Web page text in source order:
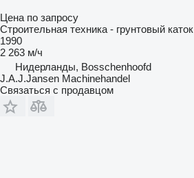
Цена по запросу
Строительная техника - грунтовый каток
1990
2 263 м/ч
Нидерланды, Bosschenhoofd
J.A.J.Jansen Machinehandel
Связаться с продавцом